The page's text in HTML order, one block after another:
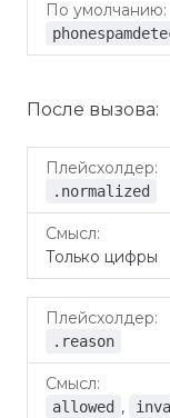
После вызова:
Плейсхолдер
.normalized
Только цифры
.reason
allowed ,